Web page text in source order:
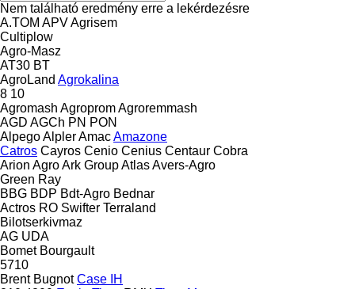
Nem található eredmény erre a lekérdezésre
A.TOM APVAgrisem
Cultiplow
Agro-Masz
AT30 BT
AgroLand Agrokalina
8 10
Agromash AgropromAgroremmash
AGD AGCh PN PON
AlpegoAlplerAmacAmazone
Catros Cayros Cenio Cenius Centaur Cobra
Arion AgroArk GroupAtlasAvers-Agro
Green Ray
BBG BDP Bdt-Agro Bednar
Actros RO Swifter Terraland
Bilotserkivmaz
AG UDA
Bomet Bourgault
5710
Brent Bugnot Case IH